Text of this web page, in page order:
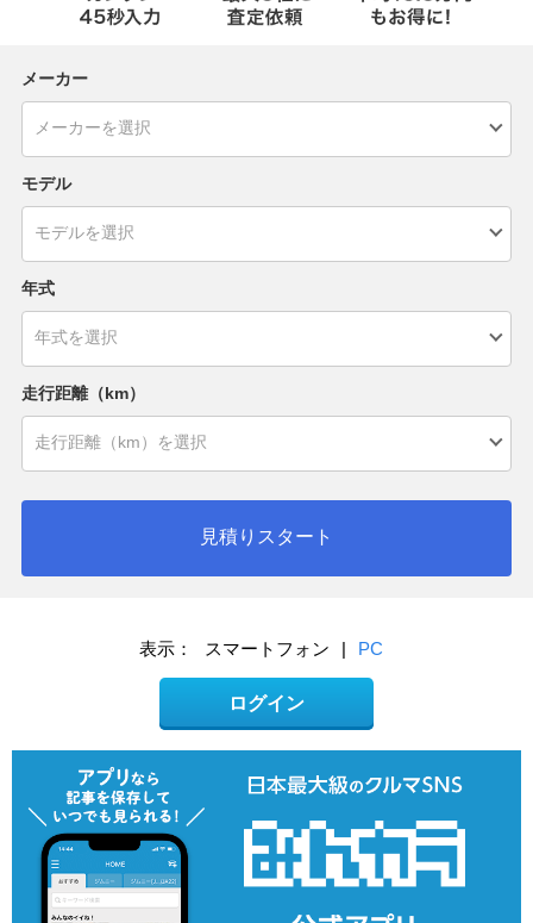
メーカー
モデル
年式
走行距離（km）
見積りスタート
表示： スマートフォン | PC
ログイン